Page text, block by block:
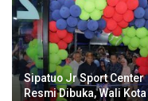
Sipatuo Jr Sport Center
Resmi Dibuka, Wali Kota